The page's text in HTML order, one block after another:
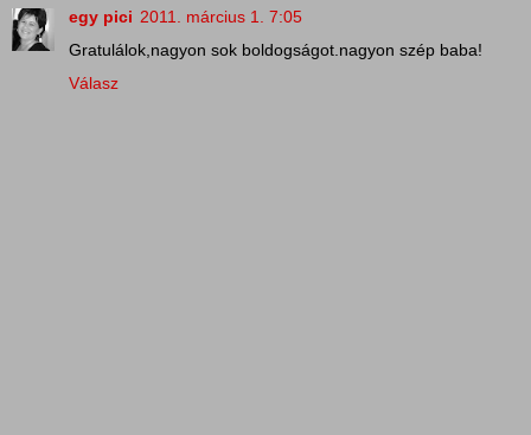
egy pici 2011. március 1. 7:05
Gratulálok,nagyon sok boldogságot.nagyon szép baba!
Válasz